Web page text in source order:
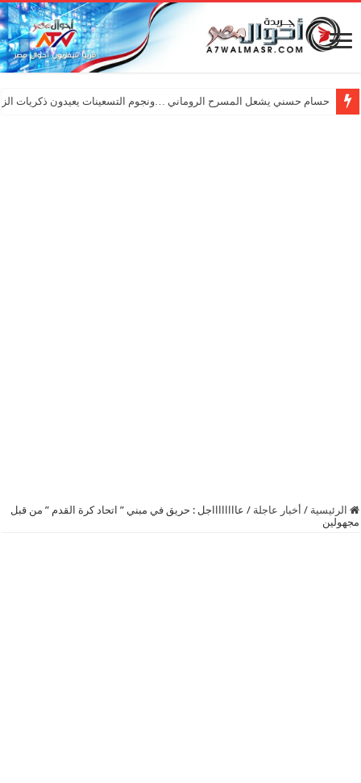
حسام حسني يشعل المسرح الروماني …ونجوم التسعينات يعيدون ذكريات
الرئيسية / أخبار عاجلة / عااااااااجل : حريق في مبني ” اتحاد كرة القدم ” من قبل
مجهولين